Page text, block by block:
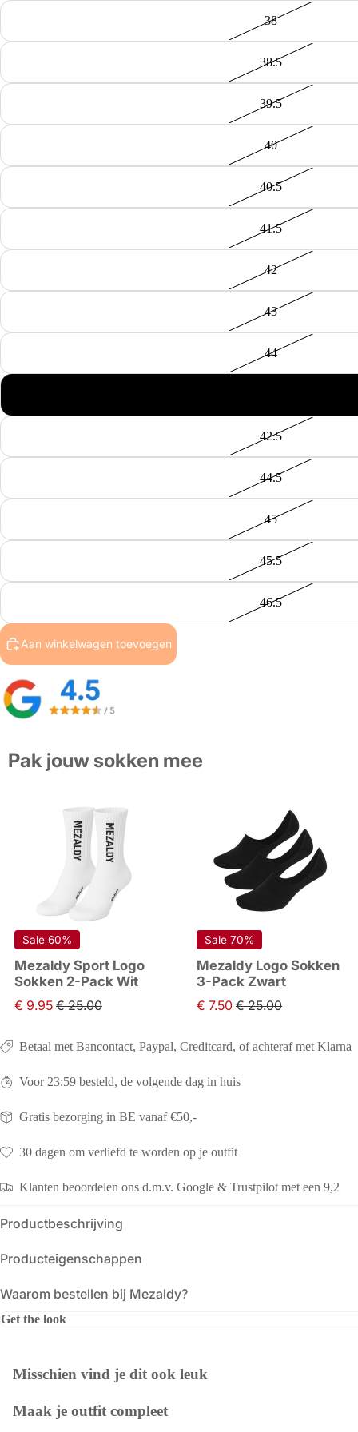
38
38.5
39.5
40
40.5
41.5
42
43
44
42.5
44.5
45
45.5
46.5
Aan winkelwagen toevoegen
Pak jouw sokken mee
Sale 60%
Mezaldy Sport Logo
Sokken 2-Pack Wit
€ 9.95 € 25.00
Sale 70%
Mezaldy Logo Sokken
3-Pack Zwart
€ 7.50 € 25.00
Betaal met Bancontact, Paypal, Creditcard, of achteraf met Klarna
Voor 23:59 besteld, de volgende dag in huis
Gratis bezorging in BE vanaf €50,-
30 dagen om verliefd te worden op je outfit
Klanten beoordelen ons d.m.v. Google & Trustpilot met een 9,2
Productbeschrijving
Producteigenschappen
Waarom bestellen bij Mezaldy?
Get the look
Misschien vind je dit ook leuk
Maak je outfit compleet